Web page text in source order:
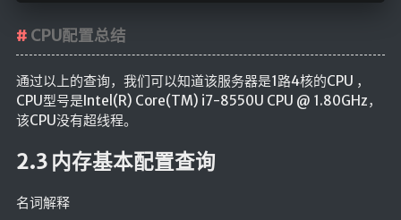
CPU配置总结
通过以上的查询，我们可以知道该服务器是1路4核的CPU ，
CPU型号是Intel(R) Core(TM) i7-8550U CPU @ 1.80GHz，
该CPU没有超线程。
2.3 内存基本配置查询
名词解释